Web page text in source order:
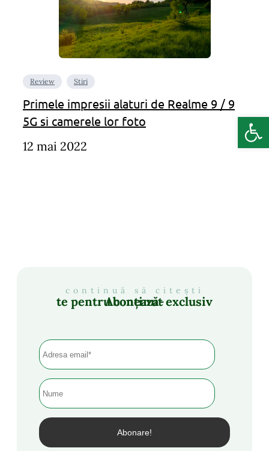
Review Stiri
Primele impresii alaturi de Realme 9 / 9
5G si camerele lor foto
12 mai 2022
continuă să citești
Abonează-te pentru conținut exclusiv